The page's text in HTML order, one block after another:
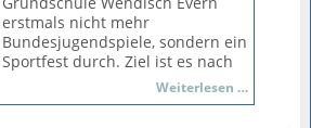
Helferinnen und Helfern!
erstmals nicht mehr
Bundesjugendspiele, sondern ein
Sportfest durch. Ziel ist es nach
wie vor die Kraft, die Ausdauer,
die Koordinationsfähigkeit und
Weiterlesen …
2024